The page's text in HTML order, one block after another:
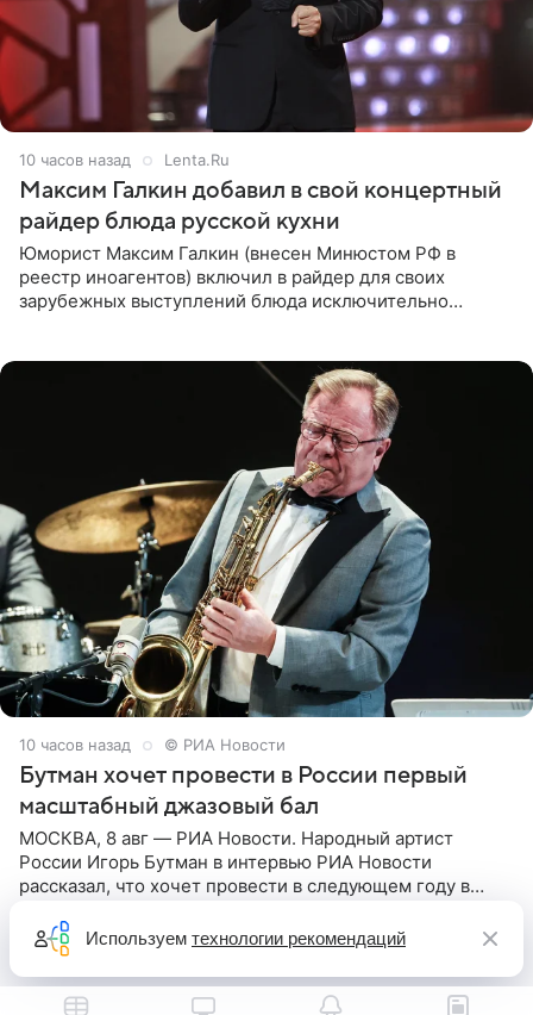
10 часов назад Lenta.Ru
Максим Галкин добавил в свой концертный
райдер блюда русской кухни
Юморист Максим Галкин (внесен Минюстом РФ в
реестр иноагентов) включил в райдер для своих
зарубежных выступлений блюда исключительно
10 часов назад © РИА Новости
Бутман хочет провести в России первый
масштабный джазовый бал
МОСКВА, 8 авг — РИА Новости. Народный артист
России Игорь Бутман в интервью РИА Новости
рассказал, что хочет провести в следующем году в
который объединит джаз,
Используем технологии рекомендаций